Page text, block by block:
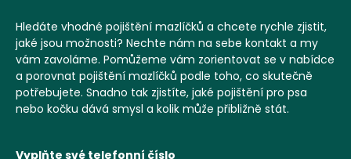
Hledáte vhodné pojištění mazlíčků a chcete rychle zjistit,
jaké jsou možnosti? Nechte nám na sebe kontakt a my
vám zavoláme. Pomůžeme vám zorientovat se v nabídce
a porovnat pojištění mazlíčků podle toho, co skutečně
potřebujete. Snadno tak zjistíte, jaké pojištění pro psa
nebo kočku dává smysl a kolik může přibližně stát.
Vyplňte své telefonní číslo